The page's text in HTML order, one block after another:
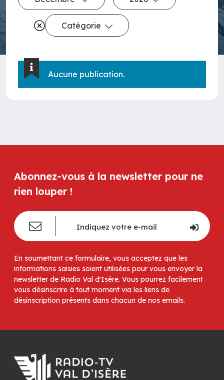
Catégorie
Aucune publication.
Abonnez-vous à la newsletter pour ne
rien louper !
En soumettant ce formulaire, vous acceptez que les
informations saisies soient utilisées pour vous envoyer la
newsletter de Radio Val d'Isère. Vous pourrez facilement
vous désinscrire à tout moment via les liens de
désinscription présents dans chacun de nos emails.